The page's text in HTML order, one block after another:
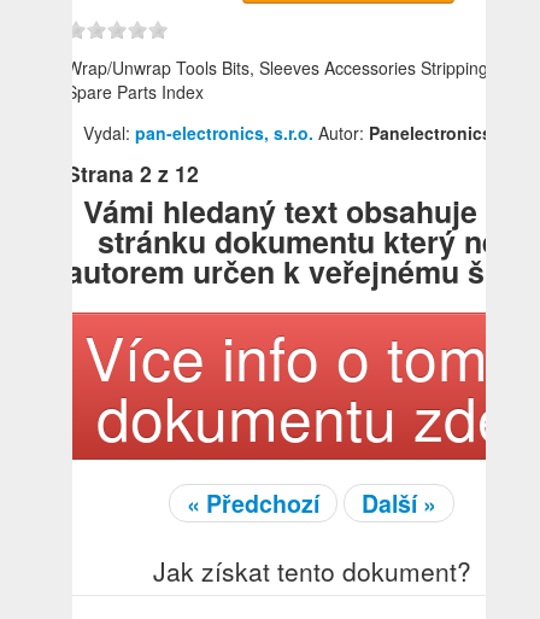
Wrap/Unwrap Tools Bits, Sleeves Accessories Stripping Tools
Spare Parts Index
Vydal: pan-electronics, s.r.o. Autor: Panelectronics
Strana 2 z 12
Vámi hledaný text obsahuje tato
stránku dokumentu který není
autorem určen k veřejnému
Více info o tomto
dokumentu zde!
« Předchozí Další »
Jak získat tento dokument?